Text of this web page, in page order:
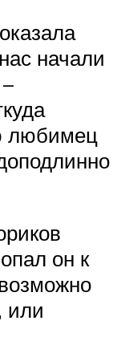
начали
любимец
он к
или